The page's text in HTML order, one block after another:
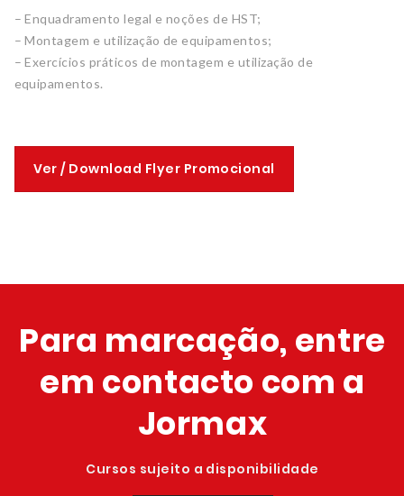
– Enquadramento legal e noções de HST;
– Montagem e utilização de equipamentos;
– Exercícios práticos de montagem e utilização de
equipamentos.
Ver / Download Flyer Promocional
Para marcação, entre
em contacto com a
Jormax
Cursos sujeito a disponibilidade